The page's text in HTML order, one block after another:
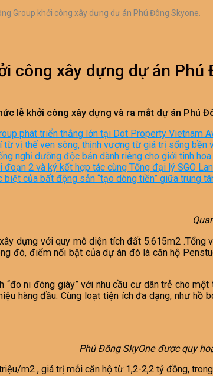
Group khởi công xây dựng dự án Phú Đông Skyone.
công xây dựng dự án Phú
lễ khởi công xây dựng và ra mắt dự án Phú
phát triển thắng lớn tại Dot Property Vietnam
vị thế ven sông, thịnh vượng từ giá trị sống bền
nghỉ dưỡng độc bản dành riêng cho giới tinh hoa
2 và ký kết hợp tác cùng Tổng đại lý SGO
biệt của bất động sản “tạo dòng tiền” giữa trung
dựng với quy mô diện tích đất 5.615m2
đó, điểm nổi bật của dự án đó là căn hộ
“đo ni đóng giày” với nhu cầu cư dân trẻ cho
hàng đầu. Cùng loạt tiện ích đa dạng, như hồ
Phú Đông SkyOne được quy
m2 , giá trị mỗi căn hộ từ 1,2-2,2 tỷ đồng,